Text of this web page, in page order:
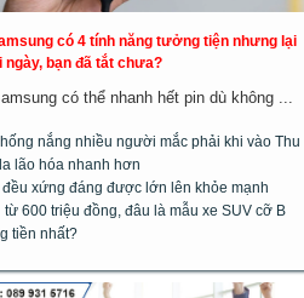
có 4 tính năng tưởng tiện nhưng lại
ngày, bạn đã tắt chưa?
có thể nhanh hết pin dù không ...
nắng nhiều người mắc phải khi vào Thu
lão hóa nhanh hơn
đều xứng đáng được lớn lên khỏe mạnh
từ 600 triệu đồng, đâu là mẫu xe SUV cỡ B
tiền nhất?